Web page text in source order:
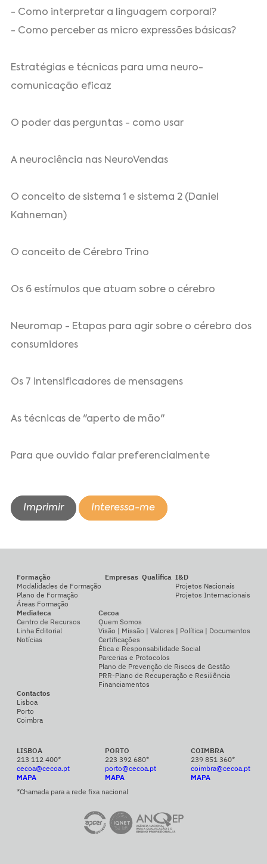
- Como interpretar a linguagem corporal?
- Como perceber as micro expressões básicas?
Estratégias e técnicas para uma neuro-
comunicação eficaz
O poder das perguntas - como usar
A neurociência nas NeuroVendas
O conceito de sistema 1 e sistema 2 (Daniel
Kahneman)
O conceito de Cérebro Trino
Os 6 estímulos que atuam sobre o cérebro
Neuromap - Etapas para agir sobre o cérebro dos
consumidores
Os 7 intensificadores de mensagens
As técnicas de "aperto de mão"
Para que ouvido falar preferencialmente
Imprimir Interessa-me
Formação
Modalidades de Formação
Plano de Formação
Áreas Formação
Empresas Qualifica I&D
Projetos Nacionais
Projetos Internacionais
Mediateca
Centro de Recursos
Linha Editorial
Notícias
Cecoa
Quem Somos
Visão | Missão | Valores | Política | Documentos
Certificações
Ética e Responsabilidade Social
Parcerias e Protocolos
Plano de Prevenção de Riscos de Gestão
PRR-Plano de Recuperação e Resiliência
Financiamentos
Contactos
Lisboa
Porto
Coimbra
LISBOA
213 112 400*
cecoa@cecoa.pt
MAPA
PORTO
223 392 680*
porto@cecoa.pt
MAPA
COIMBRA
239 851 360*
coimbra@cecoa.pt
MAPA
*Chamada para a rede fixa nacional